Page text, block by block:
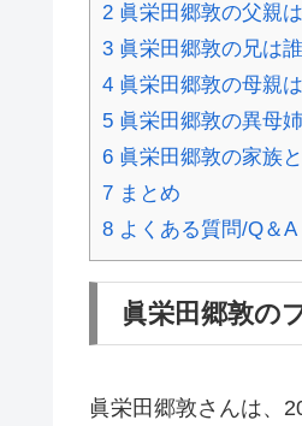
2 眞栄田郷敦の父親
3 眞栄田郷敦の兄は
4 眞栄田郷敦の母親
5 眞栄田郷敦の異母
6 眞栄田郷敦の家族
7 まとめ
8 よくある質問/Q＆A
眞栄田郷敦の
眞栄田郷敦さんは、